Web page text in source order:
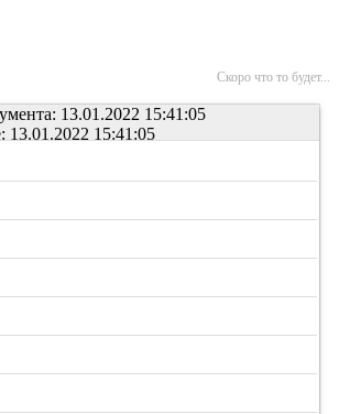
Скоро что то будет...
13.01.2022 15:41:05
13.01.2022 15:41:05